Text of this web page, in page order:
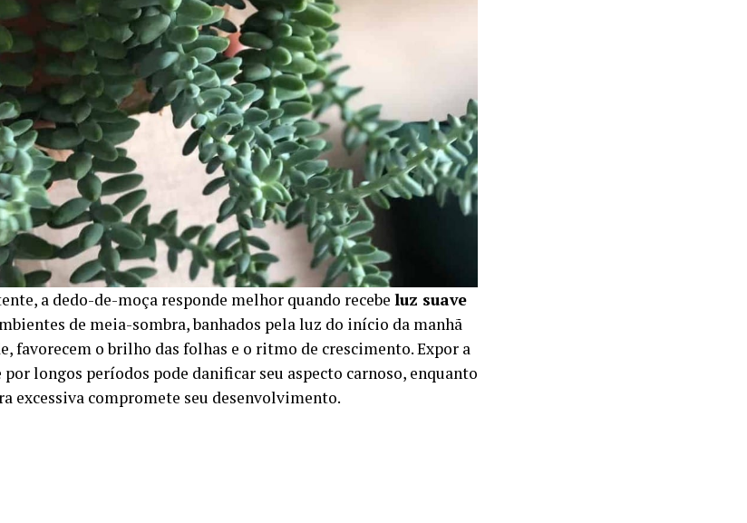
a dedo-de-moça responde melhor quando recebe luz suave
de meia-sombra, banhados pela luz do início da manhã
favorecem o brilho das folhas e o ritmo de crescimento. Expor a
longos períodos pode danificar seu aspecto carnoso, enquanto
excessiva compromete seu desenvolvimento.